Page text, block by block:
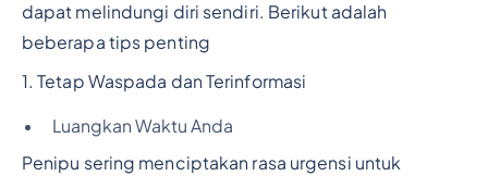
dapat melindungi diri sendiri. Berikut adalah
beberapa tips penting
1. Tetap Waspada dan Terinformasi
Luangkan Waktu Anda
Penipu sering menciptakan rasa urgensi untuk